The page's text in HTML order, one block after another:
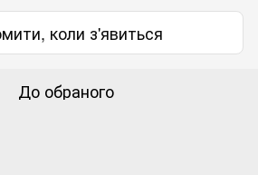
коли з'явиться
До обраного